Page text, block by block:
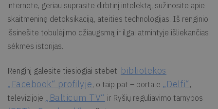
internete, geriau suprasite dirbtinį intelektą, sužinosite apie
skaitmeninę detoksikaciją, ateities technologijas. Iš renginio
išsinešite tobulėjimo džiaugsmą ir ilgai atmintyje išliekančias
sėkmės istorijas.
Renginį galėsite tiesiogiai stebėti bibliotekos
„Facebook“ profilyje, o taip pat – portale „Delfi“ ,
televizijoje „Balticum TV“ ir Ryšių reguliavimo tarnybos